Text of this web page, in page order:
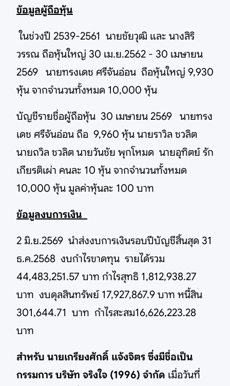
ข้อมูลผู้ถือหุ้น
ในช่วงปี 2539-2561 นายชัยวุฒิ และ นางสิริ
วรรณ ถือหุ้นใหญ่ 30 เม.ย.2562 - 30 เมษายน
2569 นายทรงเดช ศรีจันอ่อน ถือหุ้นใหญ่ 9,930
หุ้น จากจำนวนทั้งหมด 10,000 หุ้น
บัญชีรายชื่อผู้ถือหุ้น 30 เมษายน 2569 นายทรง
เดช ศรีจันอ่อน ถือ 9,960 หุ้น นายราวิล ชวลิต
นายถวิล ชวลิต นายวันชัย พุกโหมด นายอุทิตย์ รัก
เกียรติเผ่า คนละ 10 หุ้น จากจำนวนทั้งหมด
10,000 หุ้น มูลค่าหุ้นละ 100 บาท
ข้อมูลงบการเงิน
2 มิ.ย.2569 นำส่งงบการเงินรอบปีบัญชีสิ้นสุด 31
ธ.ค.2568 งบกำไรขาดทุน รายได้รวม
44,483,251.57 บาท กำไรสุทธิ 1,812,938.27
บาท งบดุลสินทรัพย์ 17,927,867.9 บาท หนี้สิน
301,644.71 บาท กำไรสะสม16,626,223.28
บาท
สำหรับ นายเกรียงศักดิ์ แจ้งจิตร ซึ่งมีชื่อเป็น
กรรมการ บริษัท จริงใจ (1996) จำกัด เมื่อวันที่